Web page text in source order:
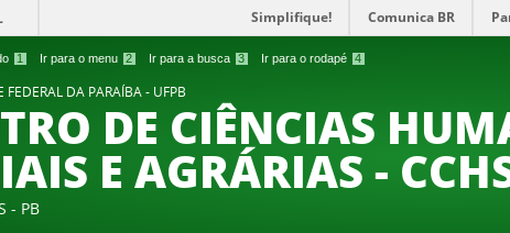
1 Ir para o menu 2 Ir para a busca 3 Ir para o rodapé 4
Simplifique! Comunica BR
FEDERAL DA PARAÍBA - UFPB
DE CIÊNCIAS
E AGRÁRIAS -
- PB